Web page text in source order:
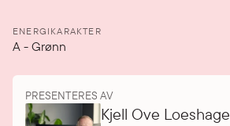
ENERGIKARAKTER
A-Grønn
PRESENTERES AV
Kjell Ove